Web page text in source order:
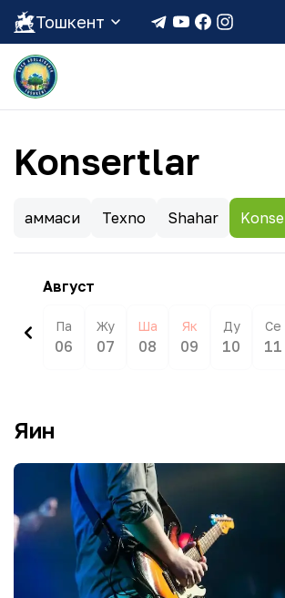
Тошкент
Konsertlar
Ҳаммаси Texno Shahar
Август
Па
06
Жу
07
Ша
08
Як
09
Ду
10
Се
11
Яқин